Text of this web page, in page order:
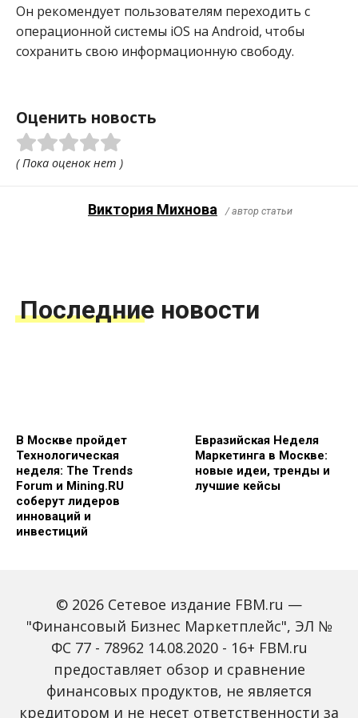
Он рекомендует пользователям переходить с
операционной системы iOS на Android, чтобы
сохранить свою информационную свободу.
Оценить новость
( Пока оценок нет )
Виктория Михнова / автор статьи
Последние новости
В Москве пройдет
Технологическая
неделя: The Trends
Forum и Mining.RU
соберут лидеров
инноваций и
инвестиций
Евразийская Неделя
Маркетинга в Москве:
новые идеи, тренды и
лучшие кейсы
Global Tech Forum: как
ИИ меняет бизнес и
открывает новые
4.0 меняет правила
игры в медиаиндустрии
© 2026 Сетевое издание FBM.ru —
"Финансовый Бизнес Маркетплейс", ЭЛ №
ФС 77 - 78962 14.08.2020 - 16+ FBM.ru
предоставляет обзор и сравнение
финансовых продуктов, не является
кредитором и не несет ответственности за